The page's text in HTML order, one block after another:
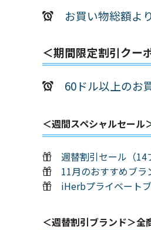
お買い物総額よ
＜期間限定割引クー
60ドル以上のお
＜週間スペシャルセール
週替割引セール（14
11月のおすすめブ
iHerbプライベート
＜週替割引ブランド＞全